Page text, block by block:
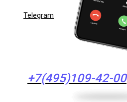
Telegram
+7(495)109-42-00